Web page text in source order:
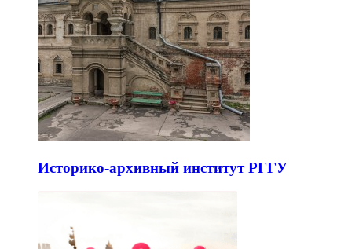
Историко-архивный институт РГГУ